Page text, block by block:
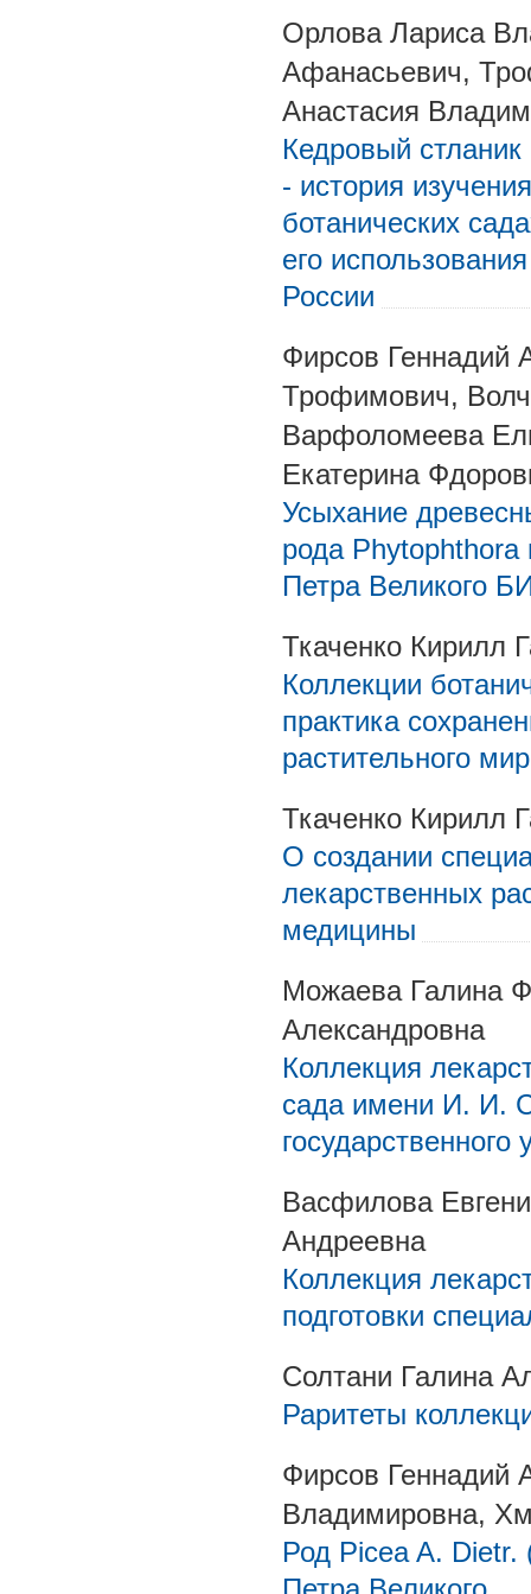
Орлова Лариса
Афанасьевич,
Анастасия
Кедровый
- история
ботанических
его
России
Фирсов Геннадий
Трофимович,
Варфоломеева
Екатерина
Усыхание
рода Phytophthora
Петра Великого
Ткаченко Кирилл
Коллекции
практика
растительного
Ткаченко Кирилл
О создании
лекарственных
медицины
Можаева Галина
Александровна
Коллекция
сада имени И. И.
государственного
Васфилова
Андреевна
Коллекция
подготовки
Солтани Галина
Раритеты
Фирсов Геннадий
Владимировна,
Род Picea A. Dietr.